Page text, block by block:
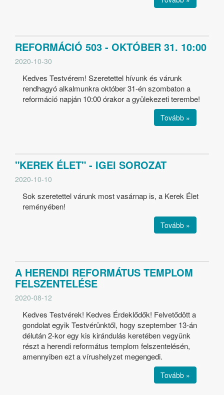
REFORMÁCIÓ 503 - OKTÓBER 31. 10:00
2020-10-30
Kedves Testvérem! Szeretettel hívunk és várunk
rendhagyó alkalmunkra október 31-én szombaton a
reformáció napján 10:00 órakor a gyülekezeti terembe!
Tovább »
"KEREK ÉLET" - IGEI SOROZAT
2020-10-10
Sok szeretettel várunk most vasárnap is, a Kerek Élet
reményében!
Tovább »
A HERENDI REFORMÁTUS TEMPLOM
FELSZENTELÉSE
2020-08-12
Kedves Testvérek! Kedves Érdeklődők! Felvetődött a
gondolat egyik Testvérünktől, hogy szeptember 13-án
délután 2-kor egy kis kirándulás keretében vegyünk
részt a herendi református templom felszentelésén,
amennyiben ezt a vírushelyzet megengedi.
Tovább »